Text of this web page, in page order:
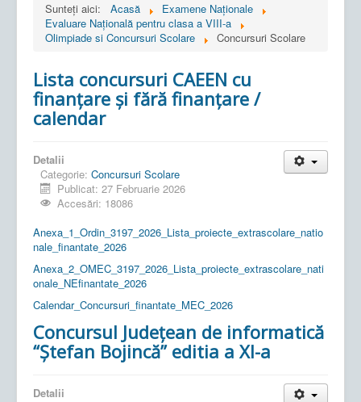
Sunteți aici:
Acasă
Examene Naționale
Evaluare Națională pentru clasa a VIII-a
Olimpiade si Concursuri Scolare
Concursuri Scolare
Lista concursuri CAEEN cu
finanțare și fără finanțare /
calendar
Detalii
Categorie: Concursuri Scolare
Publicat: 27 Februarie 2026
Accesări: 18086
Anexa_1_Ordin_3197_2026_Lista_proiecte_extrascolare_natio
nale_finantate_2026
Anexa_2_OMEC_3197_2026_Lista_proiecte_extrascolare_nati
onale_NEfinantate_2026
Calendar_Concursuri_finantate_MEC_2026
Concursul Județean de informatică
“Ștefan Bojincă” editia a XI-a
Detalii